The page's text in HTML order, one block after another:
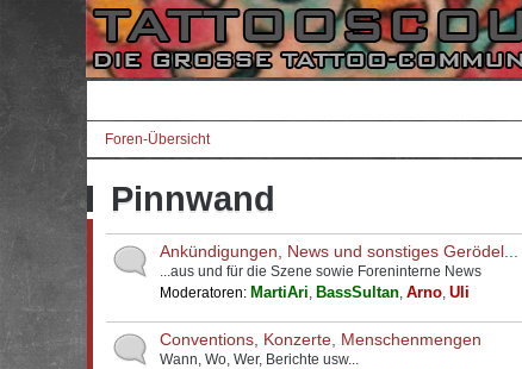
Foren-Übersicht
Pinnwand
Ankündigungen, News und sonstiges Gerödel...
...aus und für die Szene sowie Foreninterne News
Moderatoren: MartiAri, BassSultan, Arno, Uli
Conventions, Konzerte, Menschenmengen
Wann, Wo, Wer, Berichte usw...